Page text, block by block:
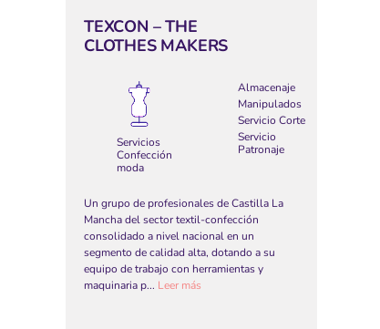
TEXCON – THE
CLOTHES MAKERS
Servicios
Confección
moda
Almacenaje
Manipulados
Servicio Corte
Servicio
Patronaje
Un grupo de profesionales de Castilla La
Mancha del sector textil-confección
consolidado a nivel nacional en un
segmento de calidad alta, dotando a su
equipo de trabajo con herramientas y
maquinaria p... Leer más